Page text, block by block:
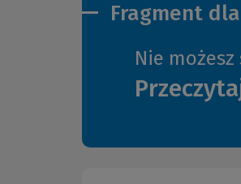
Fragment
Nie możesz